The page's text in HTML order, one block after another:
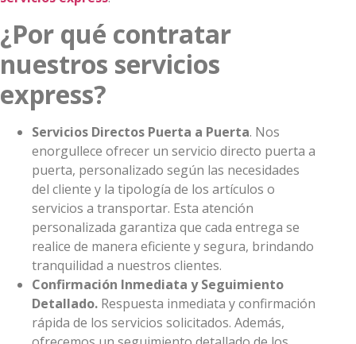
¿Por qué contratar
nuestros servicios
express?
Servicios Directos Puerta a Puerta. Nos
enorgullece ofrecer un servicio directo puerta a
puerta, personalizado según las necesidades
del cliente y la tipología de los artículos o
servicios a transportar. Esta atención
personalizada garantiza que cada entrega se
realice de manera eficiente y segura, brindando
tranquilidad a nuestros clientes.
Confirmación Inmediata y Seguimiento
Detallado. Respuesta inmediata y confirmación
rápida de los servicios solicitados. Además,